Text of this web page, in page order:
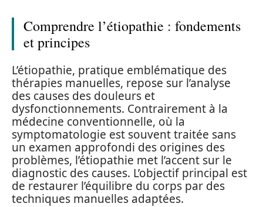
Comprendre l’étiopathie : fondements
et principes
L’étiopathie, pratique emblématique des
thérapies manuelles, repose sur l’analyse
des causes des douleurs et
dysfonctionnements. Contrairement à la
médecine conventionnelle, où la
symptomatologie est souvent traitée sans
un examen approfondi des origines des
problèmes, l’étiopathie met l’accent sur le
diagnostic des causes. L’objectif principal est
de restaurer l’équilibre du corps par des
techniques manuelles adaptées.